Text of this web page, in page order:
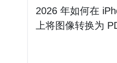
2026 年如何在
上将图像转换为